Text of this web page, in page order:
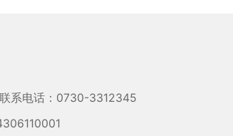
系电话：0730-3312345